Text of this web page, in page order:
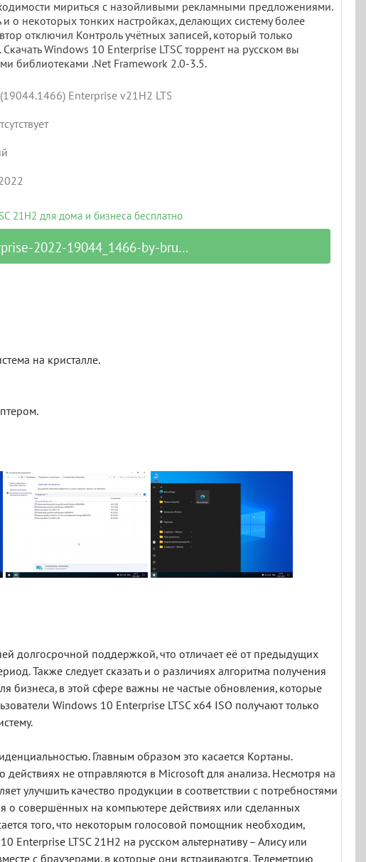
мириться с назойливыми рекламными предложениями.
и о некоторых тонких настройках, делающих систему более
отключил Контроль учётных записей, который только
Windows 10 Enterprise LTSC торрент на русском вы
библиотеками .Net Framework 2.0-3.5.
Enterprise v21H2 LTSC by Brux
21H2 для дома и бизнеса бесплатно
2022-19044_1466-by-brux.torrent
на кристалле.
долгосрочной поддержкой, что отличает её от предыдущих
Также следует сказать и о различиях алгоритма получения
бизнеса, в этой сфере важны не частые обновления, которые
Windows 10 Enterprise LTSC x64 ISO получают только
Главным образом это касается Кортаны.
действиях не отправляются в Microsoft для анализа. Несмотря на
улучшить качество продукции в соответствии с потребностями
о совершённых на компьютере действиях или сделанных
того, что некоторым голосовой помощник необходим,
LTSC 21H2 на русском альтернативу – Алису или
с браузерами, в которые они встраиваются. Телеметрию